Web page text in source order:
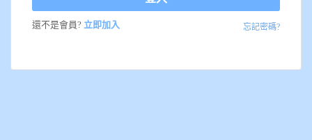
還不是會員? 立即加入 忘記密碼?